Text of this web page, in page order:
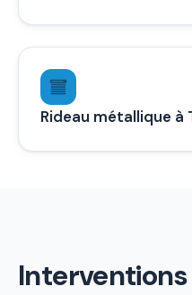
Rideau métallique à